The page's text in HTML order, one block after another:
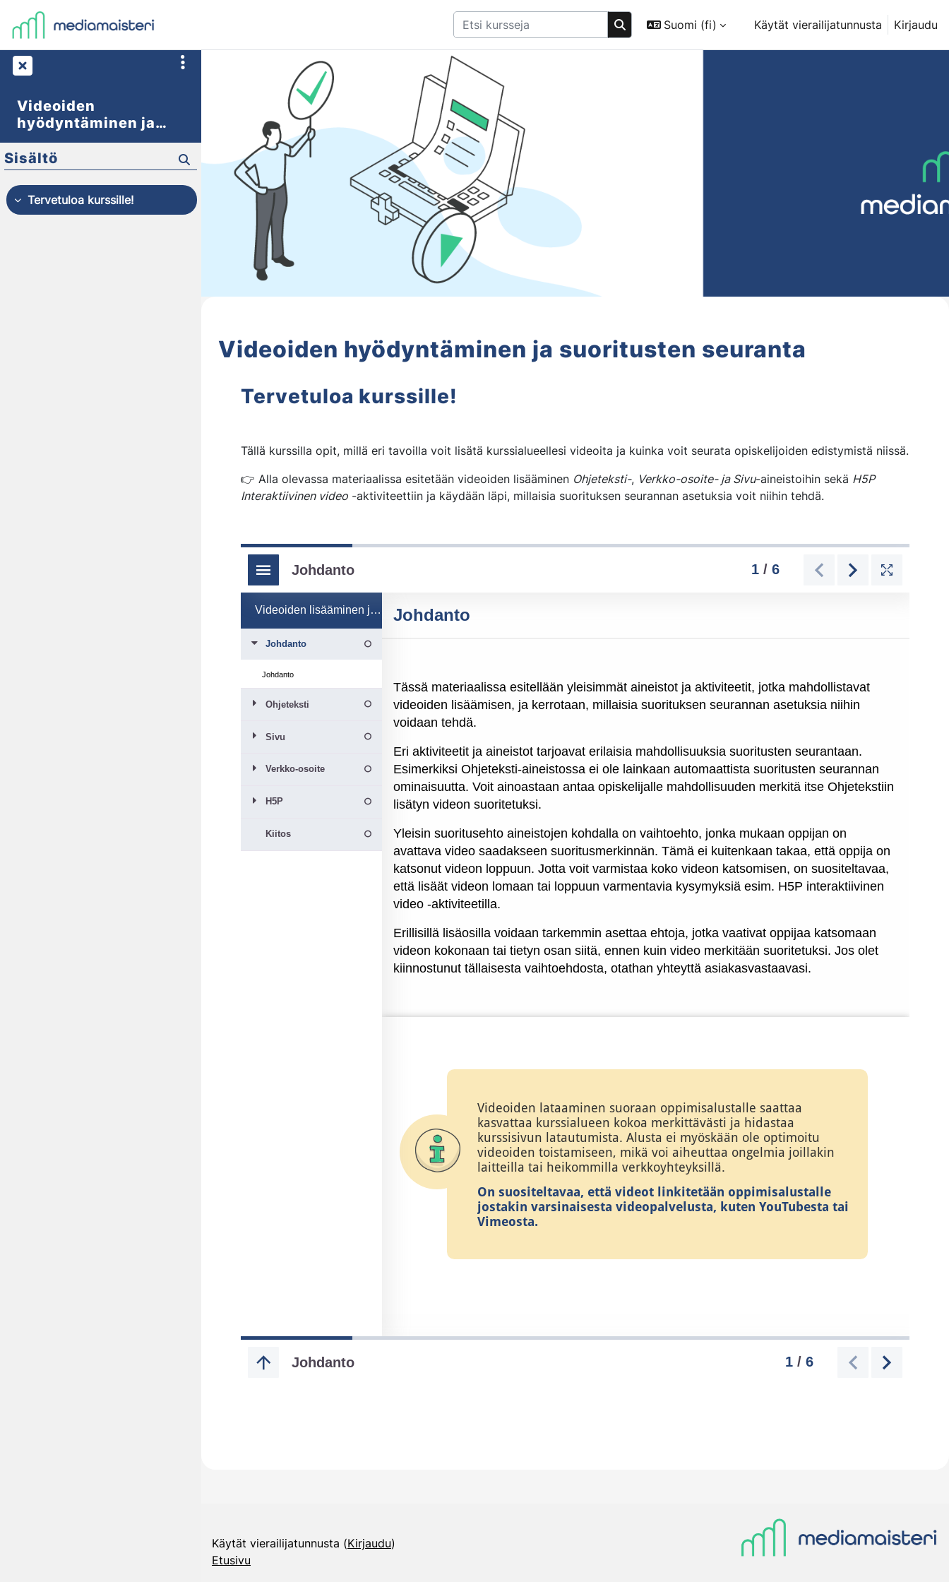
Siirry pääsisältöön
Suomi ‎(fi)‎
Käytät vierailijatunnusta Kirjaudu
Videoiden hyödyntäminen ja suoritusten seuranta
Kurssi: Videoiden hyödyntäminen ja suoritusten seuranta |
Tervetuloa kurssille!
Tällä kurssilla opit, millä eri tavoilla voit lisätä kurssialueellesi videoita ja kuinka voit seurata opiskelijoiden edistymistä niissä.
👉 Alla olevassa materiaalissa esitetään videoiden lisääminen Ohjeteksti-, Verkko-osoite- ja Sivu-aineistoihin sekä H5P
Interaktiivinen video -aktiviteettiin ja käydään läpi, millaisia suorituksen seurannan asetuksia voit niihin tehdä.
Käytät vierailijatunnusta (Kirjaudu)
Etusivu
Videoiden
hyödyntäminen ja
suoritusten seuranta
Sisältö
Tiivistä
Tervetuloa kurssille!